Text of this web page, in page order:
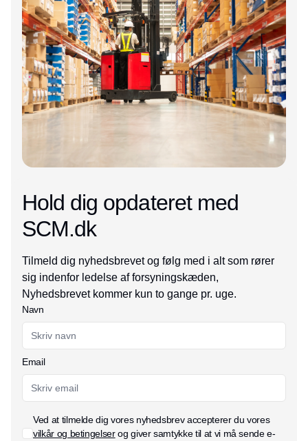
Hold dig opdateret med
SCM.dk
Tilmeld dig nyhedsbrevet og følg med i alt som rører
sig indenfor ledelse af forsyningskæden,
Nyhedsbrevet kommer kun to gange pr. uge.
Navn
Email
Ved at tilmelde dig vores nyhedsbrev accepterer du vores
vilkår og betingelserog giver samtykke til at vi må sende e-